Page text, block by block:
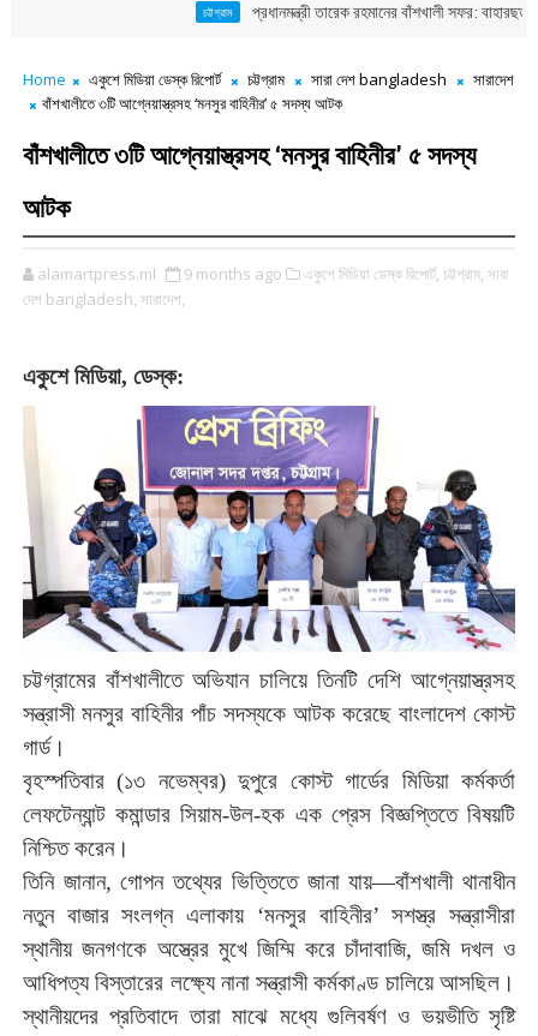
প্রধানমন্ত্রী তারেক রহমানের বাঁশখালী সফর: বাহারছড়া
Home একুশে মিডিয়া ডেস্ক রিপোর্ট চট্টগ্রাম সারা দেশ bangladesh
সারাদেশ
বাঁশখালীতে ৩টি আগ্নেয়াস্ত্রসহ ‘মনসুর বাহিনীর’ ৫ সদস্য আটক
বাঁশখালীতে ৩টি আগ্নেয়াস্ত্রসহ ‘মনসুর বাহিনীর’ ৫ সদস্য
আটক
alamartpress.ml 9 months ago একুশে মিডিয়া ডেস্ক রিপোর্ট, চট্টগ্রাম, সারা
দেশ bangladesh, সারাদেশ,
একুশে মিডিয়া, ডেস্ক:
চট্টগ্রামের বাঁশখালীতে অভিযান চালিয়ে তিনটি দেশি আগ্নেয়াস্ত্রসহ
সন্ত্রাসী মনসুর বাহিনীর পাঁচ সদস্যকে আটক করেছে বাংলাদেশ কোস্ট
গার্ড।
বৃহস্পতিবার(১৩ নভেম্বর)দুপুরে কোস্ট গার্ডের মিডিয়া কর্মকর্তা
লেফটেন্যান্ট কমান্ডার সিয়াম-উল-হক এক প্রেস বিজ্ঞপ্তিতে বিষয়টি
নিশ্চিত করেন।
তিনি জানান,গোপন তথ্যের ভিত্তিতে জানা যায়—বাঁশখালী থানাধীন
নতুন বাজার সংলগ্ন এলাকায়‘মনসুর বাহিনীর’সশস্ত্র সন্ত্রাসীরা
স্থানীয় জনগণকে অস্ত্রের মুখে জিম্মি করে চাঁদাবাজি,জমি দখল ও
আধিপত্য বিস্তারের লক্ষ্যে নানা সন্ত্রাসী কর্মকাণ্ড চালিয়ে আসছিল।
স্থানীয়দের প্রতিবাদে তারা মাঝে মধ্যে গুলিবর্ষণ ও ভয়ভীতি সৃষ্টি